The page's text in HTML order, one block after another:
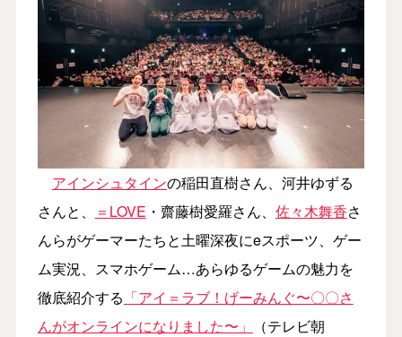
アインシュタインの稲田直樹さん、河井ゆずる
さんと、
＝LOVE ・齋藤樹愛羅さん、 佐々木舞香さ
んらがゲーマーたちと土曜深夜にeスポーツ、ゲー
ム実況、スマホゲーム…あらゆるゲームの魅力を
徹底紹介する 「アイ＝ラブ！げーみんぐ〜〇〇さ
んがオンラインになりました〜」
（テレビ朝